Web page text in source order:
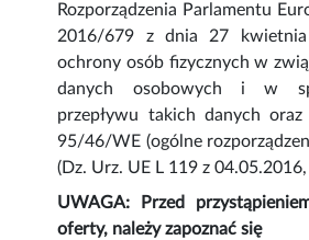
Rozporządzenia Parlamentu
2016/679 z dnia 27
ochrony osób fizycznych w
danych osobowych i w
przepływu takich danych
95/46/WE (ogólne
(Dz. Urz. UE L 119 z 04.05.2016,
UWAGA: Przed
oferty, należy zapoznać się